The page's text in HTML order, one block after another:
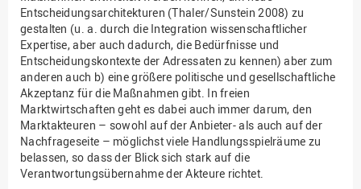
Entscheidungsarchitekturen (Thaler/Sunstein 2008) zu
gestalten (u. a. durch die Integration wissenschaftlicher
Expertise, aber auch dadurch, die Bedürfnisse und
Entscheidungskontexte der Adressaten zu kennen) aber zum
anderen auch b) eine größere politische und gesellschaftliche
Akzeptanz für die Maßnahmen gibt. In freien
Marktwirtschaften geht es dabei auch immer darum, den
Marktakteuren – sowohl auf der Anbieter- als auch auf der
Nachfrageseite – möglichst viele Handlungsspielräume zu
belassen, so dass der Blick sich stark auf die
Verantwortungsübernahme der Akteure richtet.